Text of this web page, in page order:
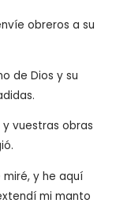
obreros a su
de Dios y su
y vuestras obras
y he aquí
mi manto